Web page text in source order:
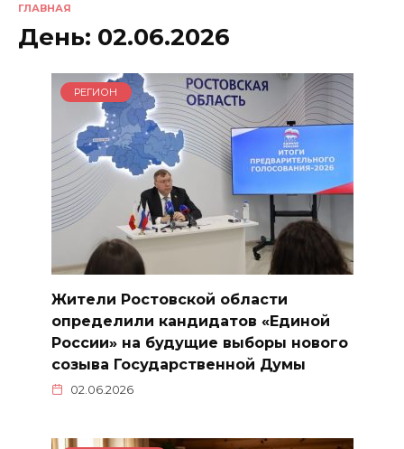
ГЛАВНАЯ
День: 02.06.2026
РЕГИОН
Жители Ростовской области
определили кандидатов «Единой
России» на будущие выборы нового
созыва Государственной Думы
02.06.2026